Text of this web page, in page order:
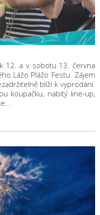
12. a v sobotu 13. června
Lážo Plážo Festu. Zájem
blíží k vyprodání.
koupačku, nabitý line-up,